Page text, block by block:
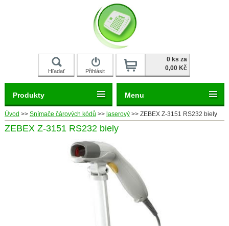
Hľadať Přihlásit
Registrace
0 ks za
0,00 Kč
Úvod >> Snímače čárových kódů >> laserový >> ZEBEX Z-3151 RS232 biely
ZEBEX Z-3151 RS232 biely
Produkty Menu